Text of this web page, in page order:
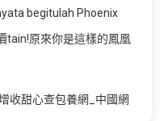
begitulah Phoenix
tain!原來你是這樣的鳳凰
收甜心查包養網_中國網